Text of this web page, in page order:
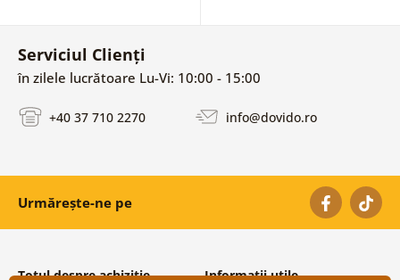
Serviciul Clienți
în zilele lucrătoare Lu-Vi: 10:00 - 15:00
+40 37 710 2270 info@dovido.ro
Urmărește-ne pe
Totul despre achiziție Informații utile